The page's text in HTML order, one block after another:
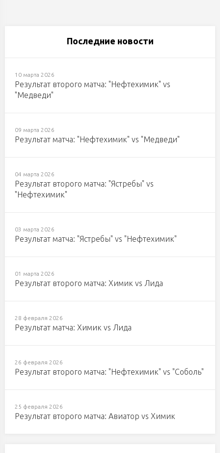
Последние новости
10 марта 2026
Результат второго матча: "Нефтехимик" vs
"Медведи"
09 марта 2026
Результат матча: "Нефтехимик" vs "Медведи"
04 марта 2026
Результат второго матча: "Ястребы" vs
"Нефтехимик"
03 марта 2026
Результат матча: "Ястребы" vs "Нефтехимик"
01 марта 2026
Результат второго матча: Химик vs Лида
28 февраля 2026
Результат матча: Химик vs Лида
26 февраля 2026
Результат второго матча: "Нефтехимик" vs "Соболь"
25 февраля 2026
Результат второго матча: Авиатор vs Химик